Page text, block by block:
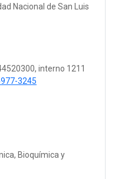
Nacional de San Luis
interno 1211
3245
Bioquímica y